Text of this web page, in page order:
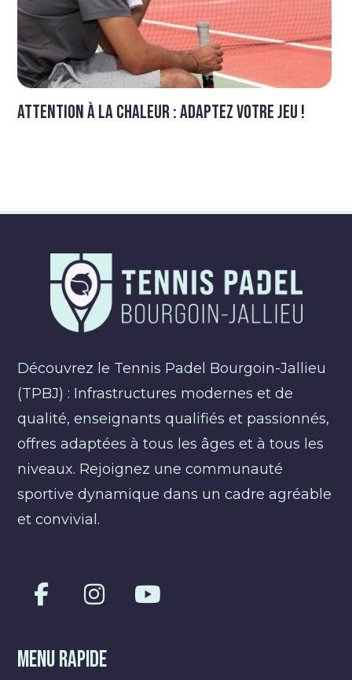
Attention à la chaleur : Adaptez votre jeu !
Découvrez le Tennis Padel Bourgoin-Jallieu
(TPBJ) : Infrastructures modernes et de
qualité, enseignants qualifiés et passionnés,
offres adaptées à tous les âges et à tous les
niveaux. Rejoignez une communauté
sportive dynamique dans un cadre agréable
et convivial.
Menu Rapide